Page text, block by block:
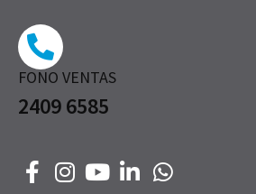
FONO VENTAS
2409 6585